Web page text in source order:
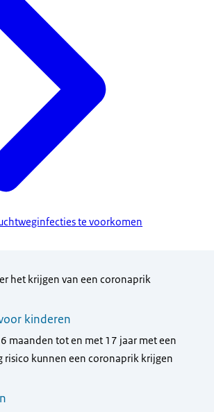
te voorkomen
het krijgen van een coronaprik
kinderen
maanden tot en met 17 jaar met een
risico kunnen een coronaprik krijgen